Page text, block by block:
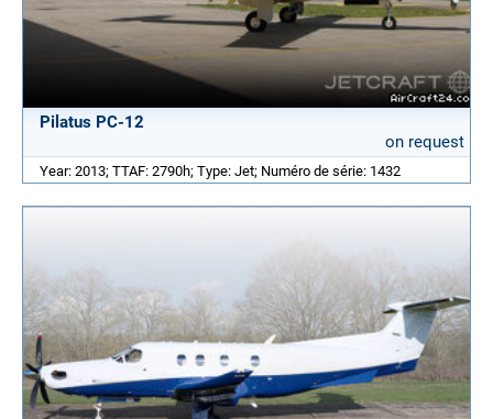
Pilatus PC-12
on request
Year: 2013; TTAF: 2790h; Type: Jet; Numéro de série: 1432